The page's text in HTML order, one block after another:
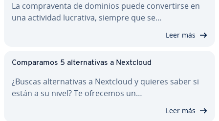
La co­m­pra­ve­n­ta de dominios puede co­n­ve­r­ti­r­se en
una actividad lucrativa, siempre que se…
Leer más
Co­m­pa­ra­mos 5 al­te­r­na­ti­vas a Nextcloud
¿Buscas al­te­r­na­ti­vas a Nextcloud y quieres saber si
están a su nivel? Te ofrecemos un…
Leer más